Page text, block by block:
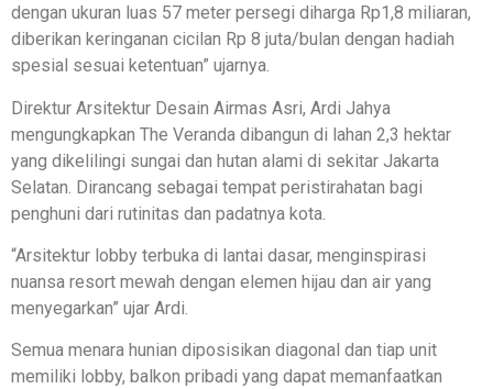
dengan ukuran luas 57 meter persegi diharga Rp1,8 miliaran,
diberikan keringanan cicilan Rp 8 juta/bulan dengan hadiah
spesial sesuai ketentuan” ujarnya.
Direktur Arsitektur Desain Airmas Asri, Ardi Jahya
mengungkapkan The Veranda dibangun di lahan 2,3 hektar
yang dikelilingi sungai dan hutan alami di sekitar Jakarta
Selatan. Dirancang sebagai tempat peristirahatan bagi
penghuni dari rutinitas dan padatnya kota.
“Arsitektur lobby terbuka di lantai dasar, menginspirasi
nuansa resort mewah dengan elemen hijau dan air yang
menyegarkan” ujar Ardi.
Semua menara hunian diposisikan diagonal dan tiap unit
memiliki lobby, balkon pribadi yang dapat memanfaatkan